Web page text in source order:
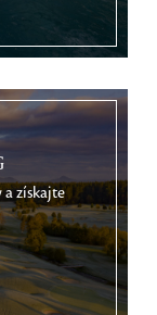
a získajte